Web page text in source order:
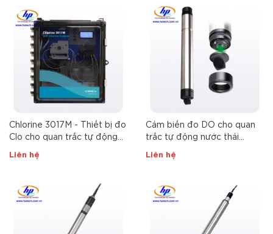
Chlorine 3017M - Thiết bị đo
Clo cho quan trắc tự động
Liên hệ
Cảm biến đo DO cho quan
trắc tự động nước thải
Liên hệ